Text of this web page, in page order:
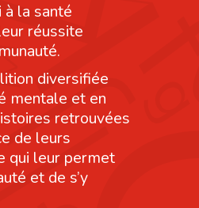
la santé
réussite
diversifiée
mentale et en
retrouvées
de leurs
qui leur permet
et de s’y